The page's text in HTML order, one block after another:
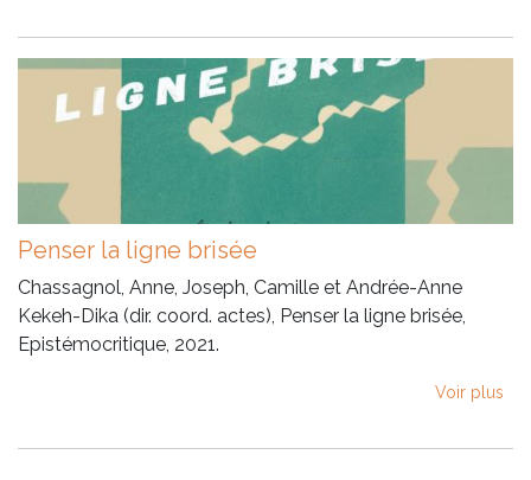
Penser la ligne brisée
Chassagnol, Anne, Joseph, Camille et Andrée-Anne
Kekeh-Dika (dir. coord. actes), Penser la ligne brisée,
Epistémocritique, 2021.
Voir plus